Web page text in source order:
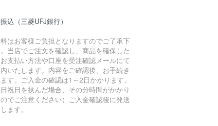
込（三菱UFJ銀行）
はお客様ご負担となりますのでご了承下
当店でご注文を確認し、商品を確保した
支払い方法や口座を受注確認メールにて
いたします。内容をご確認後、お手続き
す。ご入金の確認は1～2日かかります。
日祝日を挟んだ場合、その分時間がかかり
でご注意ください）ご入金確認後に発送
ます。